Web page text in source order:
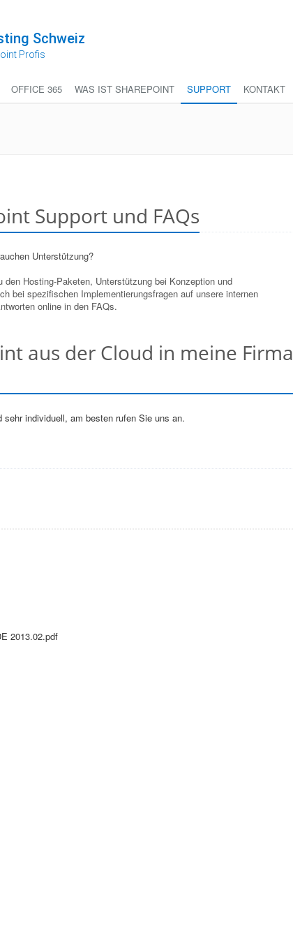
Schweiz
Profis
OFFICE 365 WAS IST SHAREPOINT SUPPORT KONTAKT
Support und FAQs
Unterstützung?
Hosting-Paketen, Unterstützung bei Konzeption und
bei spezifischen Implementierungsfragen auf unsere internen
online in den FAQs.
aus der Cloud in meine Firma
individuell, am besten rufen Sie uns an.
2013.02.pdf